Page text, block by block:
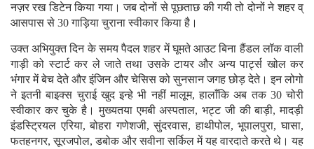
नज़र रख डिटेन किया गया। जब दोनों से पूछताछ की गयी तो दोनों ने शहर व्
आसपास से 30 गाड़िया चुराना स्वीकार किया है।
उक्त अभियुक्त दिन के समय पैदल शहर में घूमते आउट बिना हैंडल लॉक वाली
गाड़ी को स्टार्ट कर ले जाते तथा उसके टायर और अन्य पार्ट्स खोल कर
भंगार में बेच देते और इंजिन और चेसिस को सुनसान जगह छोड़ देते। इन लोगो
ने इतनी बाइक्स चुराई खुद इन्हे भी नहीं मालूम, हालाँकि अब तक 30 चोरी
स्वीकार कर चुके है। मुख्यतया एमबी अस्पताल, भट्ट जी की बाड़ी, मादड़ी
इंडस्ट्रियल एरिया, बोहरा गणेशजी, सुंदरवास, हाथीपोल, भूपालपुरा, घासा,
फतहनगर, सूरजपोल, डबोक और सवीना सर्किल में यह वारदाते करते थे। यह